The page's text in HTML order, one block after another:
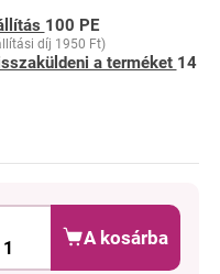
100 PE
díj 1950 Ft)
a terméket 14
A kosárba